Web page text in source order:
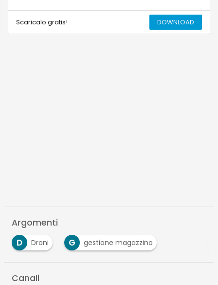
Scaricalo gratis! DOWNLOAD
Argomenti
D
Droni G gestione magazzino
Canali